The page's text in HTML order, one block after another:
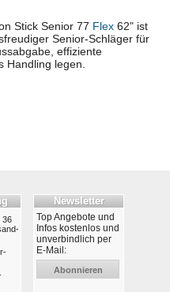
Stick Senior 77 Flex 62" ist
Senior-Schläger für
effiziente
Handling legen.
36
Newsletter
Top Angebote und
Infos kostenlos und
unverbindlich per
E-Mail:
Abonnieren